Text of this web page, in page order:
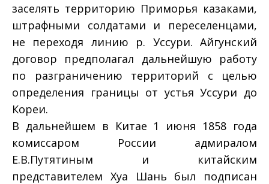
заселять территорию Приморья казаками,
штрафными солдатами и переселенцами,
не переходя линию р. Уссури. Айгунский
договор предполагал дальнейшую работу
по разграничению территорий с целью
определения границы от устья Уссури до
Кореи.
В дальнейшем в Китае 1 июня 1858 года
комиссаром России адмиралом
Е.В.Путятиным и китайским
представителем Хуа Шань был подписан